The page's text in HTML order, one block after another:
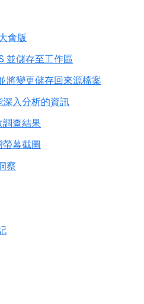
會版
並儲存至工作區
將變更儲存回來源檔案
入分析的資訊
調查結果
螢幕截圖
察